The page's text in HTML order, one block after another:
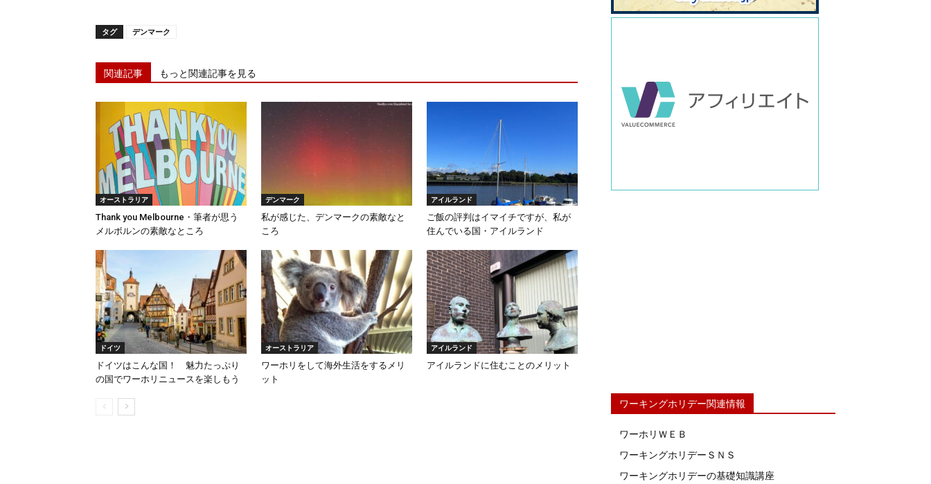
タグ デンマーク
関連記事 もっと関連記事を見る
オーストラリア
Thank you Melbourne・筆者が思う
メルボルンの素敵なところ
デンマーク
私が感じた、デンマークの素敵なと
ころ
アイルランド
ご飯の評判はイマイチですが、私が
住んでいる国・アイルランド
ドイツ
ドイツはこんな国！ 魅力たっぷり
の国でワーホリニュースを楽しもう
オーストラリア
ワーホリをして海外生活をするメリ
ット
アイルランド
アイルランドに住むことのメリット
ワーキングホリデー関連情報
ワーホリＷＥＢ
ワーキングホリデーＳＮＳ
ワーキングホリデーの基礎知識講座